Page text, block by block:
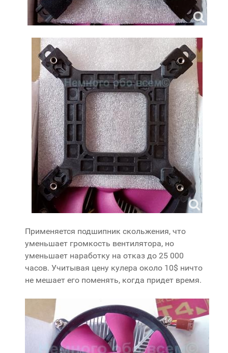
Применяется подшипник скольжения, что
уменьшает громкость вентилятора, но
уменьшает наработку на отказ до 25 000
часов. Учитывая цену кулера около 10$ ничто
не мешает его поменять, когда придет время.